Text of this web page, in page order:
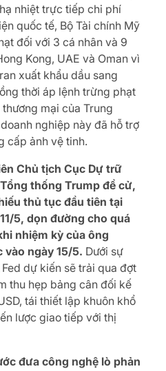
nhiệt trực tiếp chi phí
quốc tế, Bộ Tài chính Mỹ
đối với 3 cá nhân và 9
Kong, UAE và Oman vì
xuất khẩu dầu sang
thời áp lệnh trừng phạt
mại của Trung
nghiệp này đã hỗ trợ
cấp ảnh vệ tinh.
Chủ tịch Cục Dự trữ
thống Trump đề cử,
thủ tục đầu tiên tại
5, dọn đường cho quá
nhiệm kỳ của ông
vào ngày 15/5. Dưới sự
dự kiến sẽ trải qua đợt
thu hẹp bảng cân đối kế
tái thiết lập khuôn khổ
lược giao tiếp với thị
đưa công nghệ lò phản